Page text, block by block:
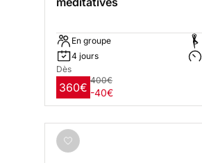
En groupe
4 jours
Dès
360€
400€
-40€